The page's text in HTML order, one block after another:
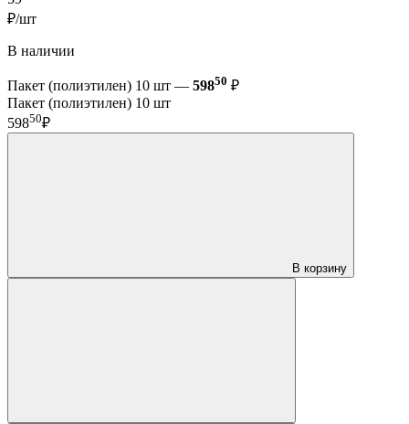
₽/шт
В наличии
Пакет (полиэтилен) 10 шт — 59850 ₽
Пакет (полиэтилен) 10 шт
59850₽
В корзину